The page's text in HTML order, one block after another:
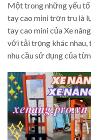
Một trong những yếu tố
tay cao mini trơn tru là
tay cao mini của Xe
với tải trọng khác
nhu cầu sử dụng của